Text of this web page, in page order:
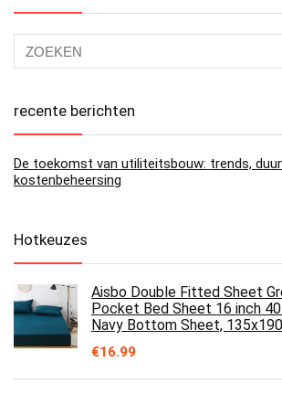
recente berichten
De toekomst van utiliteitsbouw: trends,
kostenbeheersing
Hotkeuzes
Aisbo Double Fitted Sheet
Pocket Bed Sheet 16 inch
Navy Bottom Sheet,
€16.99